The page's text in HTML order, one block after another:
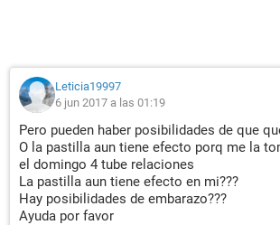
Leticia19997
6 jun 2017 a las 01:19
Pero pueden haber posibilidades de que
O la pastilla aun tiene efecto porq me la
el domingo 4 tube relaciones
La pastilla aun tiene efecto en mi???
Hay posibilidades de embarazo???
Ayuda por favor